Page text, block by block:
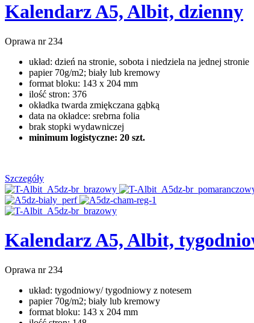
Kalendarz A5, Albit, dzienny
Oprawa nr 234
układ: dzień na stronie, sobota i niedziela na jednej stronie
papier 70g/m2; biały lub kremowy
format bloku: 143 x 204 mm
ilość stron: 376
okładka twarda zmiękczana gąbką
data na okładce: srebrna folia
brak stopki wydawniczej
minimum logistyczne: 20 szt.
Szczegóły
Kalendarz A5, Albit,
Oprawa nr 234
układ: tygodniowy/ tygodniowy z notesem
papier 70g/m2; biały lub kremowy
format bloku: 143 x 204 mm